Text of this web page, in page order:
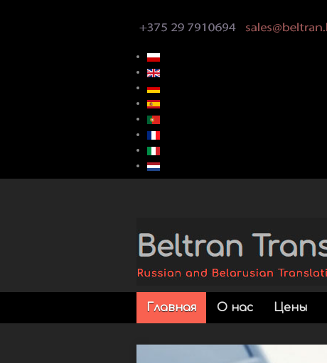
Главная О нас Цены